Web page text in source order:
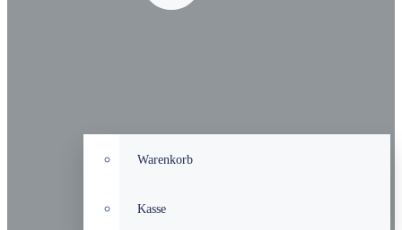
Warenkorb
Kasse